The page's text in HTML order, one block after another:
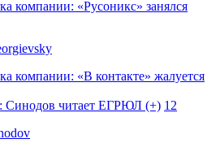
компании: «Русоникс» занялся
компании: «В контакте» жалуется
Синодов читает ЕГРЮЛ (+) 12